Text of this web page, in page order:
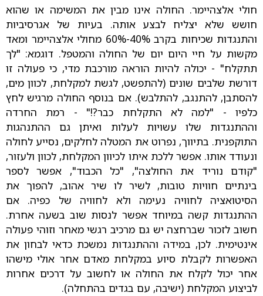
חולי אלצהיימר. החולה אינו מבין את המשימה או שהוא
חושש שלא יצליח לבצע אותה. בעיות של אגרסיביות
והתנגדות שכיחות בקרב 40%-60% מחולי אלצהיימר ומאד
מקשות על חיי היום יום של החולה והמטפל. דוגמא: "לך
תתקלח" - יכולה להיות הוראה מורכבת מדי, כי פעולה זו
דורשת שלבים שונים (להתפשט, לגשת למקלחת, לכוון מים,
להסתבן, להתנגב, להתלבש). אם בנוסף החולה מרגיש לחץ
כלפיו - "למה לא התקלחת כבר?!" - רמת החרדה
וההתנגדות שלו עשויות לעלות ואיתן גם ההתנהגות
התוקפנית. בתיווך, נפרוט את המטלה לחלקים, נסייע לחולה
ונעודד אותו. אפשר ללכת איתו לכיוון המקלחת, לכוון ולעזור,
"קודם נוריד את החולצה", "כל הכבוד", אפשר לספר
בינתיים חוויות טובות, לשיר לו שיר אהוב, להפוך את
הסיטואציה לחוויה נעימה ולא לחוויה של כפיה. אם
ההתנגדות קשה במיוחד אפשר לנסות שוב בשעה אחרת.
חשוב לזכור שברחצה יש גם מרכיב רגשי מאחר וזוהי פעולה
אינטימית. לכן, במידה וההתנגדות נמשכת כדאי לבחון את
האפשרות לקבלת סיוע במקלחת מאדם אחר אולי מישהו
אחר יכול לקלח את החולה או לחשוב על דרכים אחרות
לביצוע המקלחת (ישיבה, עם בגדים בהתחלה).